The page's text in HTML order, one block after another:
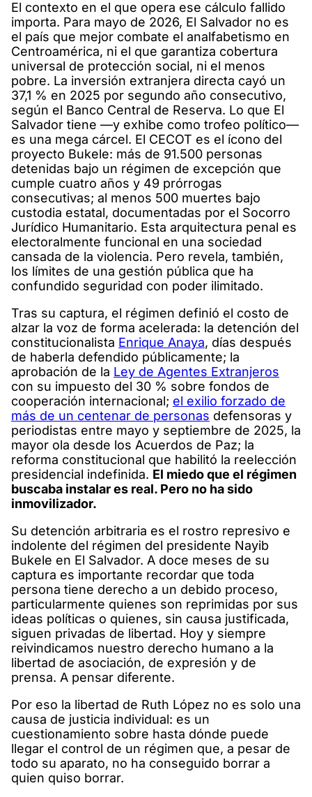
El contexto en el que opera ese cálculo fallido
importa. Para mayo de 2026, El Salvador no es
el país que mejor combate el analfabetismo en
Centroamérica, ni el que garantiza cobertura
universal de protección social, ni el menos
pobre. La inversión extranjera directa cayó un
37,1 % en 2025 por segundo año consecutivo,
según el Banco Central de Reserva. Lo que El
Salvador tiene —y exhibe como trofeo político—
es una mega cárcel. El CECOT es el ícono del
proyecto Bukele: más de 91.500 personas
detenidas bajo un régimen de excepción que
cumple cuatro años y 49 prórrogas
consecutivas; al menos 500 muertes bajo
custodia estatal, documentadas por el Socorro
Jurídico Humanitario. Esta arquitectura penal es
electoralmente funcional en una sociedad
cansada de la violencia. Pero revela, también,
los límites de una gestión pública que ha
confundido seguridad con poder ilimitado.
Tras su captura, el régimen definió el costo de
alzar la voz de forma acelerada: la detención del
constitucionalista Enrique Anaya, días después
de haberla defendido públicamente; la
aprobación de la Ley de Agentes Extranjeros
con su impuesto del 30 % sobre fondos de
cooperación internacional; el exilio forzado de
más de un centenar de personas defensoras y
periodistas entre mayo y septiembre de 2025, la
mayor ola desde los Acuerdos de Paz; la
reforma constitucional que habilitó la reelección
presidencial indefinida. El miedo que el régimen
buscaba instalar es real. Pero no ha sido
inmovilizador.
Su detención arbitraria es el rostro represivo e
indolente del régimen del presidente Nayib
Bukele en El Salvador. A doce meses de su
captura es importante recordar que toda
persona tiene derecho a un debido proceso,
particularmente quienes son reprimidas por sus
ideas políticas o quienes, sin causa justificada,
siguen privadas de libertad. Hoy y siempre
reivindicamos nuestro derecho humano a la
libertad de asociación, de expresión y de
prensa. A pensar diferente.
Por eso la libertad de Ruth López no es solo una
causa de justicia individual: es un
cuestionamiento sobre hasta dónde puede
llegar el control de un régimen que, a pesar de
todo su aparato, no ha conseguido borrar a
quien quiso borrar.